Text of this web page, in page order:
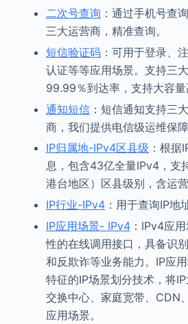
二次号查询 ：通过手机号查
三大运营商，精准查询。
短信验证码：可用于登录、
认证等等应用场景。支持三
99.99％到达率，支持大容量
通知短信：短信通知支持三
商，我们提供电信级运维保
IP归属地-IPv4区县级 ：根
息，包含43亿全量IPv4，支
港台地区）区县级别，含运营
IP行业-IPv4：用于查询IP地
IP应用场景- IPv4：IPv4应
性的在线调用接口，具备识
和反欺诈等业务能力。IP应
特征的IP场景划分技术，将IP
交换中心、家庭宽带、CDN
应用场景。